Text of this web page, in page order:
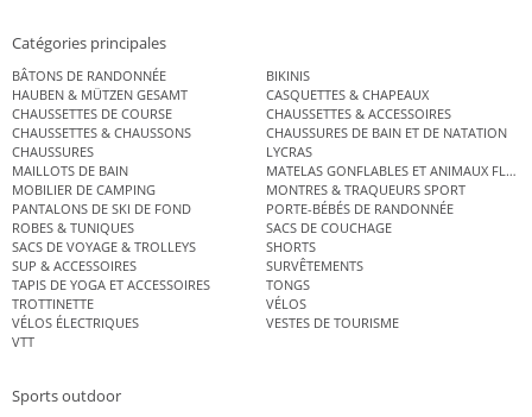
Catégories principales
BÂTONS DE RANDONNÉE
BIKINIS
HAUBEN & MÜTZEN GESAMT
CASQUETTES & CHAPEAUX
CHAUSSETTES DE COURSE
CHAUSSETTES & ACCESSOIRES
CHAUSSETTES & CHAUSSONS
CHAUSSURES DE BAIN ET DE NATATION
CHAUSSURES
LYCRAS
MAILLOTS DE BAIN
MATELAS GONFLABLES ET ANIMAUX
MOBILIER DE CAMPING
MONTRES & TRAQUEURS SPORT
PANTALONS DE SKI DE FOND
PORTE-BÉBÉS DE RANDONNÉE
ROBES & TUNIQUES
SACS DE COUCHAGE
SACS DE VOYAGE & TROLLEYS
SHORTS
SUP & ACCESSOIRES
SURVÊTEMENTS
TAPIS DE YOGA ET ACCESSOIRES
TONGS
TROTTINETTE
VÉLOS
VÉLOS ÉLECTRIQUES
VESTES DE TOURISME
VTT
Sports outdoor